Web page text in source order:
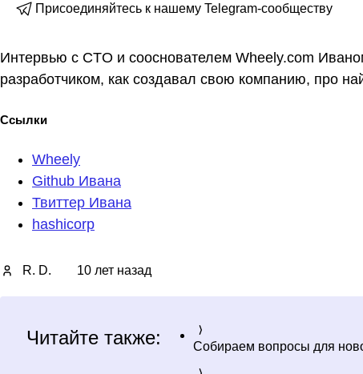
Присоединяйтесь к нашему Telegram-сообществу
Интервью с CTO и сооснователем Wheely.com
разработчиком, как создавал свою компанию, про
Ссылки
Wheely
Github Ивана
Твиттер Ивана
hashicorp
R. D. 10 лет назад
Читайте также: Собираем вопросы для